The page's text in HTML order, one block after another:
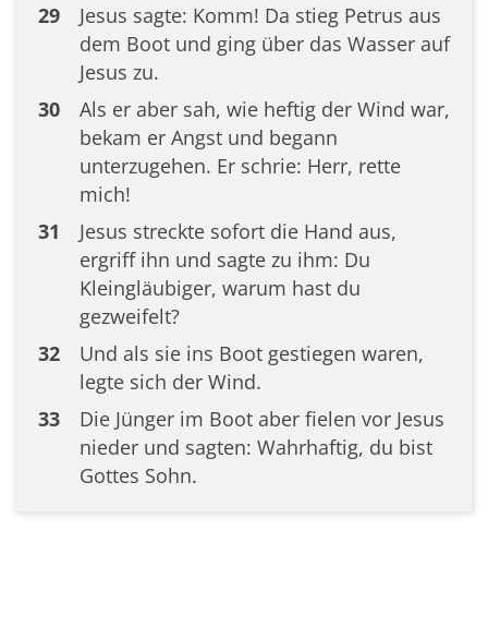
29
Jesus sagte: Komm! Da stieg Petrus aus
dem Boot und ging über das Wasser auf
Jesus zu.
30
Als er aber sah, wie heftig der Wind war,
bekam er Angst und begann
unterzugehen. Er schrie: Herr, rette
mich!
31
Jesus streckte sofort die Hand aus,
ergriff ihn und sagte zu ihm: Du
Kleingläubiger, warum hast du
gezweifelt?
32
Und als sie ins Boot gestiegen waren,
legte sich der Wind.
33
Die Jünger im Boot aber fielen vor Jesus
nieder und sagten: Wahrhaftig, du bist
Gottes Sohn.